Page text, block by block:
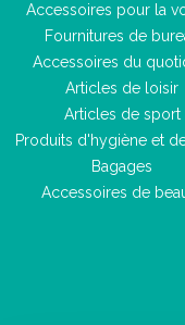
Accessoires pour la
Fournitures de
Accessoires du
Articles de loisir
Articles de sport
Produits d'hygiène et
Bagages
Accessoires de